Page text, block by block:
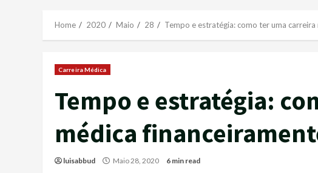
Home 2020 Maio 28 Tempo e estratégia: como ter uma
Carreira Médica
Tempo e estratégia:
médica
luisabbud Maio 28, 2020 6 min read